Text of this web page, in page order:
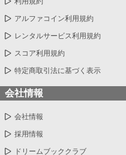
アルファコイン利用規約
レンタルサービス利用規約
スコア利用規約
特定商取引法に基づく表示
会社情報
会社情報
採用情報
ドリームブッククラブ